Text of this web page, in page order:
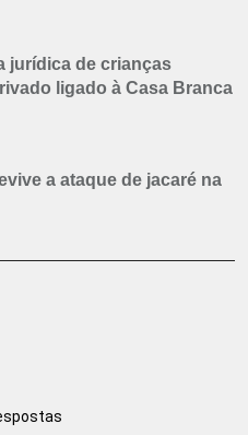
jurídica de crianças
ligado à Casa Branca
a ataque de jacaré na